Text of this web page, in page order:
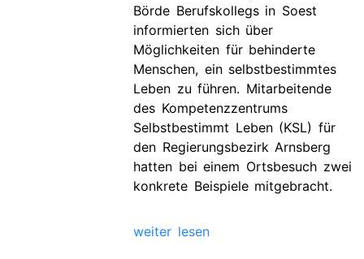
Börde Berufskollegs in Soest
informierten sich über
Möglichkeiten für behinderte
Menschen, ein selbstbestimmtes
Leben zu führen. Mitarbeitende
des Kompetenzzentrums
Selbstbestimmt Leben (KSL) für
den Regierungsbezirk Arnsberg
hatten bei einem Ortsbesuch zwei
konkrete Beispiele mitgebracht.
weiter lesen